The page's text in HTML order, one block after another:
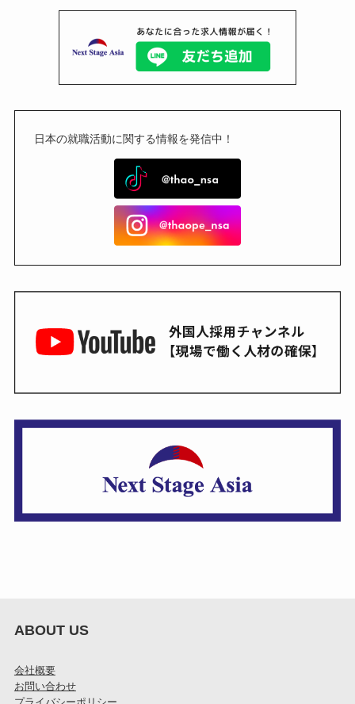
日本の就職活動に関する情報を発信中！
ABOUT US
会社概要
お問い合わせ